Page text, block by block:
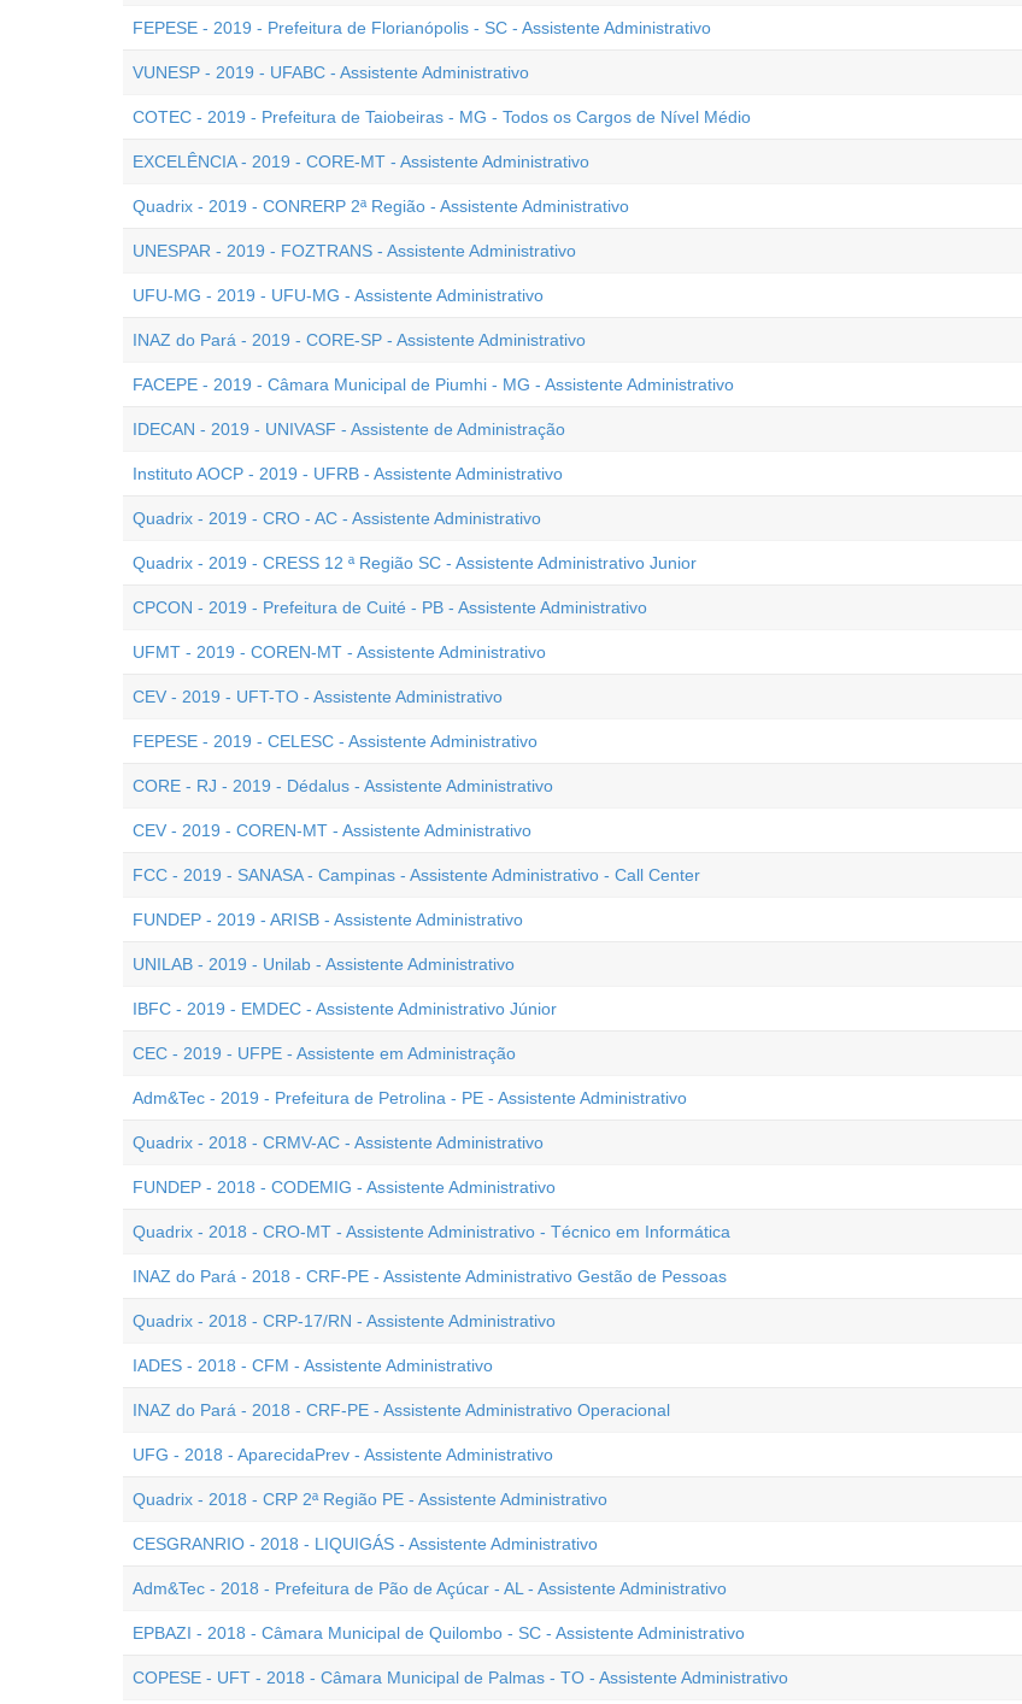
FEPESE - 2019 - Prefeitura de Florianópolis - SC - Assistente Administrativo
VUNESP - 2019 - UFABC - Assistente Administrativo
COTEC - 2019 - Prefeitura de Taiobeiras - MG - Todos os Cargos de Nível Médio
EXCELÊNCIA - 2019 - CORE-MT - Assistente Administrativo
Quadrix - 2019 - CONRERP 2ª Região - Assistente Administrativo
UNESPAR - 2019 - FOZTRANS - Assistente Administrativo
UFU-MG - 2019 - UFU-MG - Assistente Administrativo
INAZ do Pará - 2019 - CORE-SP - Assistente Administrativo
FACEPE - 2019 - Câmara Municipal de Piumhi - MG - Assistente Administrativo
IDECAN - 2019 - UNIVASF - Assistente de Administração
Instituto AOCP - 2019 - UFRB - Assistente Administrativo
Quadrix - 2019 - CRO - AC - Assistente Administrativo
Quadrix - 2019 - CRESS 12 ª Região SC - Assistente Administrativo Junior
CPCON - 2019 - Prefeitura de Cuité - PB - Assistente Administrativo
UFMT - 2019 - COREN-MT - Assistente Administrativo
CEV - 2019 - UFT-TO - Assistente Administrativo
FEPESE - 2019 - CELESC - Assistente Administrativo
CORE - RJ - 2019 - Dédalus - Assistente Administrativo
CEV - 2019 - COREN-MT - Assistente Administrativo
FCC - 2019 - SANASA - Campinas - Assistente Administrativo - Call Center
FUNDEP - 2019 - ARISB - Assistente Administrativo
UNILAB - 2019 - Unilab - Assistente Administrativo
IBFC - 2019 - EMDEC - Assistente Administrativo Júnior
CEC - 2019 - UFPE - Assistente em Administração
Adm&Tec - 2019 - Prefeitura de Petrolina - PE - Assistente Administrativo
Quadrix - 2018 - CRMV-AC - Assistente Administrativo
FUNDEP - 2018 - CODEMIG - Assistente Administrativo
Quadrix - 2018 - CRO-MT - Assistente Administrativo - Técnico em Informática
INAZ do Pará - 2018 - CRF-PE - Assistente Administrativo Gestão de Pessoas
Quadrix - 2018 - CRP-17/RN - Assistente Administrativo
IADES - 2018 - CFM - Assistente Administrativo
INAZ do Pará - 2018 - CRF-PE - Assistente Administrativo Operacional
UFG - 2018 - AparecidaPrev - Assistente Administrativo
Quadrix - 2018 - CRP 2ª Região PE - Assistente Administrativo
CESGRANRIO - 2018 - LIQUIGÁS - Assistente Administrativo
Adm&Tec - 2018 - Prefeitura de Pão de Açúcar - AL - Assistente Administrativo
EPBAZI - 2018 - Câmara Municipal de Quilombo - SC - Assistente Administrativo
COPESE - UFT - 2018 - Câmara Municipal de Palmas - TO - Assistente Administrativo